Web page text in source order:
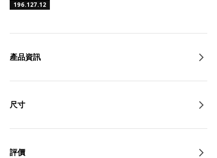
196.127.12
產品資訊
尺寸
評價